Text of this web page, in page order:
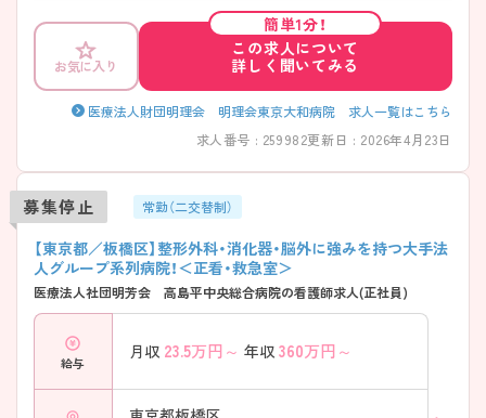
ことが出来ます。専門性を高めていただける環境です。ご興味ある方に
は、面接対策ポイントなど、さらに詳細をお話しいたしますのでお気軽に
ご相談ください。 ★看護部長より一言★ 「当院では、総合病院とは違い
地域医療を中心とした医療・看護を提供しています。患者さんに寄り添
いながら支援を強化し、自分自身のキャリアにじっくり向き合うことが
できます。やってみて、学びを楽しみ、共に育ちたいと思える方を歓迎し
お気に入り
簡単1分！
この求人について
詳しく聞いてみる
医療法人財団明理会 明理会東京大和病院 求人一覧はこちら
求人番号 : 259982更新日 : 2026年4月23日
募集停止 常勤（二交替制）
【東京都／板橋区】整形外科・消化器・脳外に強みを持つ大手法
人グループ系列病院！＜正看・救急室＞
医療法人社団明芳会 高島平中央総合病院の看護師求人(正社員)
給与
月収 23.5万円～ 年収 360万円～